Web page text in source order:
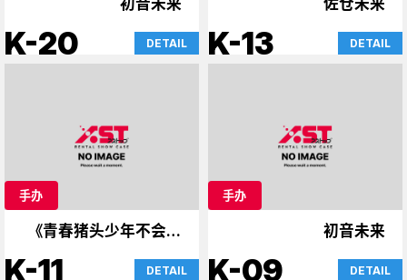
K-20 DETAIL K-13 DETAIL
手办
《青春猪头少年不会梦
到兔女郎学姐&宇崎酱》
K-11 DETAIL
手办
初音未来
K-09 DETAIL